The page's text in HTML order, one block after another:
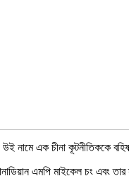
উই নামে এক চীনা কূটনীতিককে
এমপি মাইকেল চং এবং